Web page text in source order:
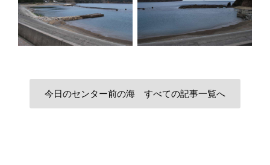
今日のセンター前の海 すべての記事一覧へ